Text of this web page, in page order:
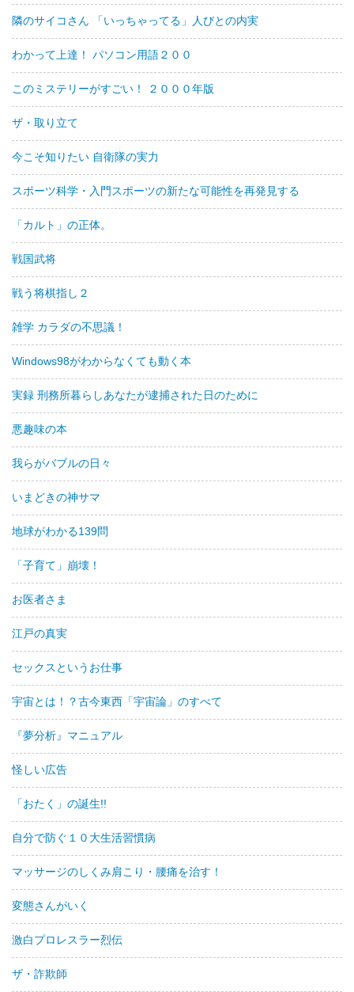
隣のサイコさん 「いっちゃってる」人びとの内実
わかって上達！ パソコン用語２００
このミステリーがすごい！ ２０００年版
ザ・取り立て
今こそ知りたい 自衛隊の実力
スポーツ科学・入門スポーツの新たな可能性を再発見する
「カルト」の正体。
戦国武将
戦う将棋指し２
雑学 カラダの不思議！
Windows98がわからなくても動く本
実録 刑務所暮らしあなたが逮捕された日のために
悪趣味の本
我らがバブルの日々
いまどきの神サマ
地球がわかる139問
「子育て」崩壊！
お医者さま
江戸の真実
セックスというお仕事
宇宙とは！？古今東西「宇宙論」のすべて
『夢分析』マニュアル
怪しい広告
「おたく」の誕生!!
自分で防ぐ１０大生活習慣病
マッサージのしくみ肩こり・腰痛を治す！
変態さんがいく
激白プロレスラー烈伝
ザ・詐欺師